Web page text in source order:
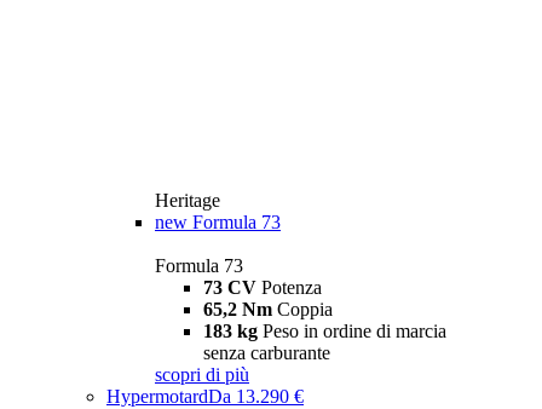
Heritage
new Formula 73
Formula 73
73 CV Potenza
65,2 Nm Coppia
183 kg Peso in ordine di marcia
senza carburante
scopri di più
HypermotardDa 13.290 €